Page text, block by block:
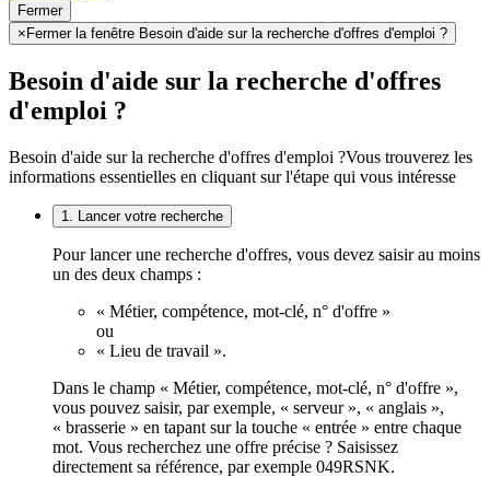
Fermer
× Fermer la fenêtre Besoin d'aide sur la recherche d'offres d'emploi ?
Besoin d'aide sur la recherche d'offres
d'emploi ?
Besoin d'aide sur la recherche d'offres d'emploi ?Vous trouverez les
informations essentielles en cliquant sur l'étape qui vous intéresse
1. Lancer votre recherche
Pour lancer une recherche d'offres, vous devez saisir au moins
un des deux champs :
« Métier, compétence, mot-clé, n° d'offre »
ou
« Lieu de travail ».
Dans le champ « Métier, compétence, mot-clé, n° d'offre »,
vous pouvez saisir, par exemple, « serveur », « anglais »,
« brasserie » en tapant sur la touche « entrée » entre chaque
mot. Vous recherchez une offre précise ? Saisissez
directement sa référence, par exemple 049RSNK.